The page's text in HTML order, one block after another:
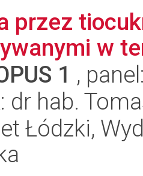
przez
w
1 ,
dr hab.
Łódzki,